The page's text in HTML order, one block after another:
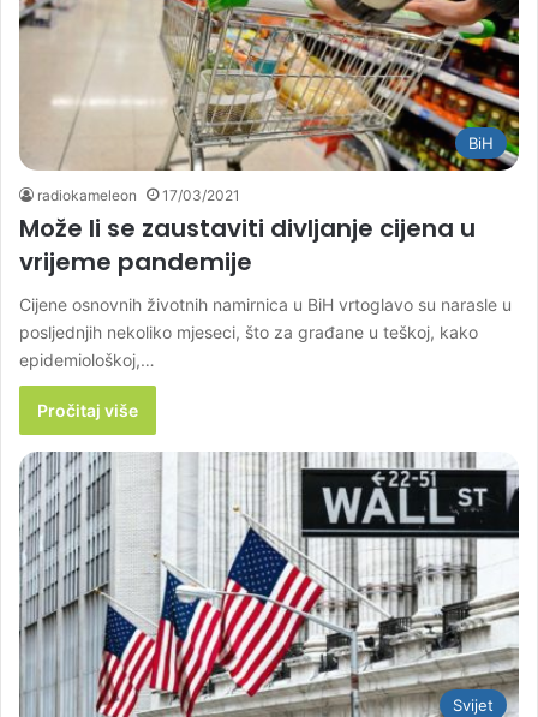
BiH
radiokameleon 17/03/2021
Može li se zaustaviti divljanje cijena u
vrijeme pandemije
Cijene osnovnih životnih namirnica u BiH vrtoglavo su narasle u
posljednjih nekoliko mjeseci, što za građane u teškoj, kako
epidemiološkoj,…
Pročitaj više
Svijet